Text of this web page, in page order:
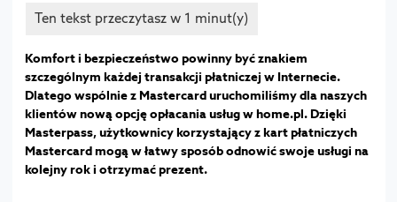
Komfort i bezpieczeństwo powinny być znakiem
szczególnym każdej transakcji płatniczej w Internecie.
Dlatego wspólnie z Mastercard uruchomiliśmy dla naszych
klientów nową opcję opłacania usług w home.pl. Dzięki
Masterpass, użytkownicy korzystający z kart płatniczych
Mastercard mogą w łatwy sposób odnowić swoje usługi na
kolejny rok i otrzymać prezent.